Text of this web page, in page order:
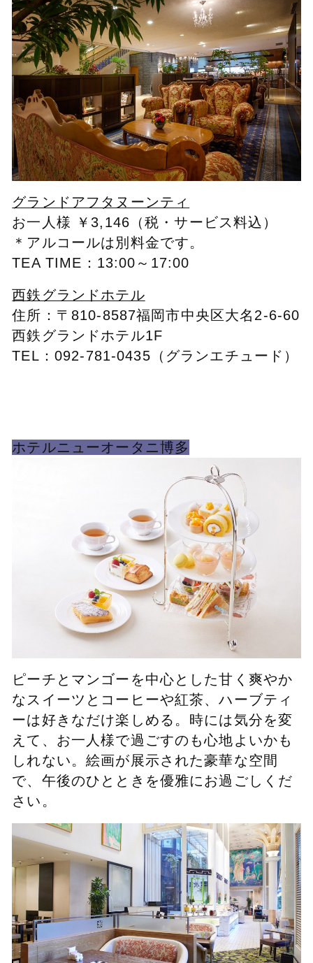
グランドアフタヌーンティ
お一人様 ￥3,146（税・サービス料込）
＊アルコールは別料金です。
TEA TIME：13:00～17:00
西鉄グランドホテル
住所：〒810-8587福岡市中央区大名2-6-60
西鉄グランドホテル1F
TEL：092-781-0435（グランエチュード）
ホテルニューオータニ博多
ピーチとマンゴーを中心とした甘く爽やか
なスイーツとコーヒーや紅茶、ハーブティ
ーは好きなだけ楽しめる。時には気分を変
えて、お一人様で過ごすのも心地よいかも
しれない。絵画が展示された豪華な空間
で、午後のひとときを優雅にお過ごしくだ
さい。